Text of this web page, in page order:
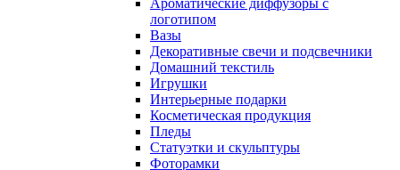
Ароматические диффузоры с
логотипом
Вазы
Декоративные свечи и подсвечники
Домашний текстиль
Игрушки
Интерьерные подарки
Косметическая продукция
Пледы
Статуэтки и скульптуры
Фоторамки